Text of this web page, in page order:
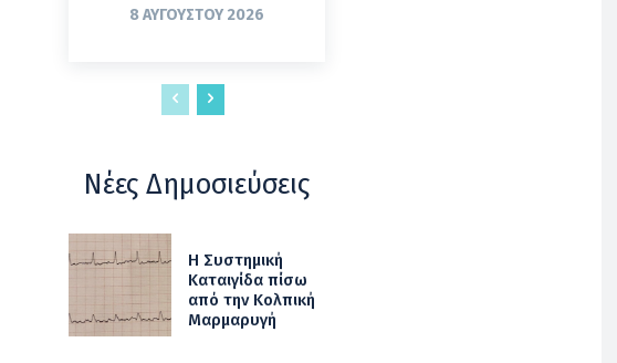
8 ΑΥΓΟΎΣΤΟΥ 2026
Νέες Δημοσιεύσεις
Η Συστημική
Καταιγίδα πίσω
από την Κολπική
Μαρμαρυγή